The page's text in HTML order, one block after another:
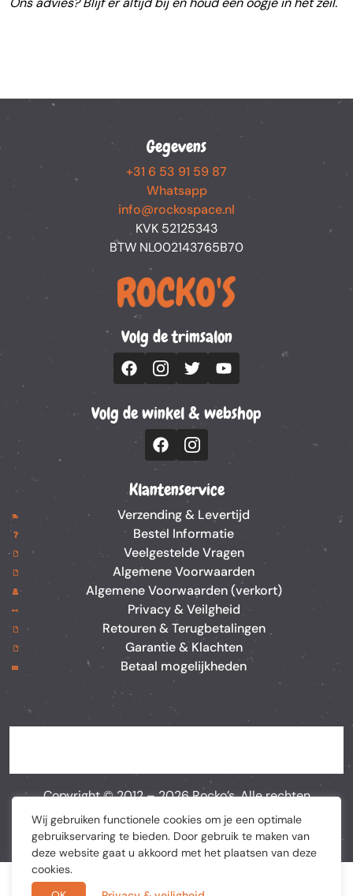
Wij gebruiken functionele cookies om je een optimale
gebruikservaring te bieden. Door gebruik te maken van
deze website gaat u akkoord met het plaatsen van deze
cookies.
Gegevens
+31 6 53 91 59 87
Whatsapp
info@rockospace.nl
KVK 52125343
BTW NL002143765B70
Volg de trimsalon
Volg de winkel & webshop
Klantenservice
Verzending & Levertijd
Bestel Informatie
Veelgestelde Vragen
Algemene Voorwaarden
Algemene Voorwaarden (verkort)
Privacy & Veilgheid
Retouren & Terugbetalingen
Garantie & Klachten
Betaal mogelijkheden
Copyright © 2012 –2026Rocko’s. Alle rechten
voorbehouden. Webshop doorBEWISE Solutions
De waardering van rockosplace.nl/ bij